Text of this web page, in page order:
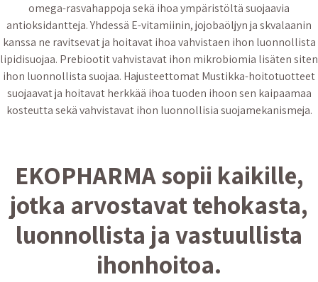
omega-rasvahappoja sekä ihoa ympäristöltä suojaavia
antioksidantteja. Yhdessä E-vitamiinin, jojobaöljyn ja skvalaanin
kanssa ne ravitsevat ja hoitavat ihoa vahvistaen ihon luonnollista
lipidisuojaa. Prebiootit vahvistavat ihon mikrobiomia lisäten siten
ihon luonnollista suojaa. Hajusteettomat Mustikka-hoitotuotteet
suojaavat ja hoitavat herkkää ihoa tuoden ihoon sen kaipaamaa
kosteutta sekä vahvistavat ihon luonnollisia suojamekanismeja.
EKOPHARMA sopii kaikille,
jotka arvostavat tehokasta,
luonnollista ja vastuullista
ihonhoitoa.